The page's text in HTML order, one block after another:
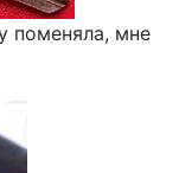
поменяла, мне